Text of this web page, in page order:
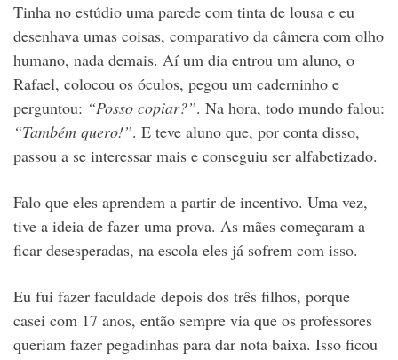
Tinha no estúdio uma parede com tinta de lousa e eu
desenhava umas coisas, comparativo da câmera com olho
humano, nada demais. Aí um dia entrou um aluno, o
Rafael, colocou os óculos, pegou um caderninho e
perguntou: “Posso copiar?”. Na hora, todo mundo falou:
“Também quero!”. E teve aluno que, por conta disso,
passou a se interessar mais e conseguiu ser alfabetizado.
Falo que eles aprendem a partir de incentivo. Uma vez,
tive a ideia de fazer uma prova. As mães começaram a
ficar desesperadas, na escola eles já sofrem com isso.
Eu fui fazer faculdade depois dos três filhos, porque
casei com 17 anos, então sempre via que os professores
queriam fazer pegadinhas para dar nota baixa. Isso ficou